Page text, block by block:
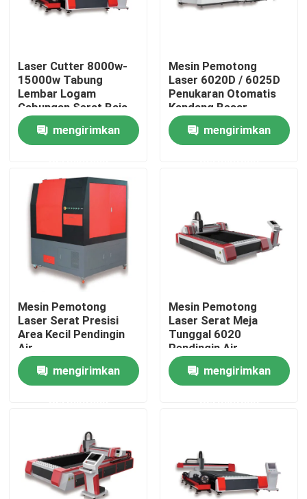
Rumah
Produk
Video
Pertunjukan VR
Tentang kami
Tur Pabrik
Kontrol kualitas
Permintaan Penawaran
Laser Serat Hijau
Laser Cutter 8000w-
15000w Tabung
Lembar Logam
Gabungan Serat Baja
Ringan Laser Mesin
Pemotongan Alat
Pemotongan Presisi
mengirimkan
Mesin Pemotong
Laser 6020D / 6025D
Penukaran Otomatis
Kandang Besar
mengirimkan
Mesin Pemotong
Laser Serat Presisi
Area Kecil Pendingin
Air
mengirimkan
Mesin Pemotong
Laser Serat Meja
Tunggal 6020
Pendingin Air
mengirimkan